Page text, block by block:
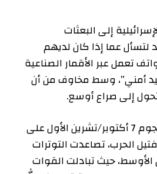
إلى البعثات
لتسأل عما إذا كان لديهم
تعمل عبر الأقمار الصناعية
أمني”، وسط مخاوف من أن
إلى صراع أوسع.
منذ أن شنت حماس هجوم 7 أكتوبر/تشرين الأول على
الحرب، تصاعدت التوترات
حيث تبادلت القوات